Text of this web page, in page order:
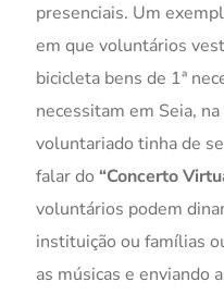
presenciais. Um
em que voluntários
bicicleta bens de 1ª
necessitam em Seia,
voluntariado tinha de
falar do “Concerto
voluntários podem
instituição ou famílias
as músicas e enviando